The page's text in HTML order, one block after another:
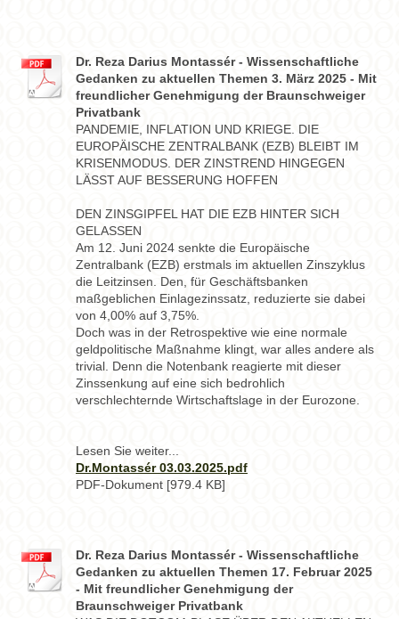
Dr. Reza Darius Montassér - Wissenschaftliche
Gedanken zu aktuellen Themen 3. März 2025 - Mit
freundlicher Genehmigung der Braunschweiger
Privatbank
PANDEMIE, INFLATION UND KRIEGE. DIE
EUROPÄISCHE ZENTRALBANK (EZB) BLEIBT IM
KRISENMODUS. DER ZINSTREND HINGEGEN
LÄSST AUF BESSERUNG HOFFEN
DEN ZINSGIPFEL HAT DIE EZB HINTER SICH
GELASSEN
Am 12. Juni 2024 senkte die Europäische
Zentralbank (EZB) erstmals im aktuellen Zinszyklus
die Leitzinsen. Den, für Geschäftsbanken
maßgeblichen Einlagezinssatz, reduzierte sie dabei
von 4,00% auf 3,75%.
Doch was in der Retrospektive wie eine normale
geldpolitische Maßnahme klingt, war alles andere als
trivial. Denn die Notenbank reagierte mit dieser
Zinssenkung auf eine sich bedrohlich
verschlechternde Wirtschaftslage in der Eurozone.
Lesen Sie weiter...
Dr.Montassér 03.03.2025.pdf
PDF-Dokument [979.4 KB]
Dr. Reza Darius Montassér - Wissenschaftliche
Gedanken zu aktuellen Themen 17. Februar 2025
- Mit freundlicher Genehmigung der
Braunschweiger Privatbank